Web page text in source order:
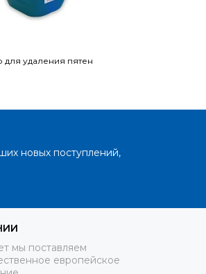
для удаления пятен
новых поступлений,
мы поставляем
европейское